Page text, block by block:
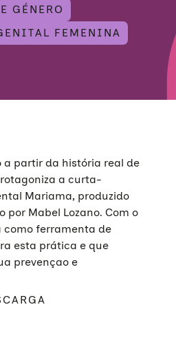
GÉNERO
FEMENINA
a partir da história real de
a curta-
Mariama, produzido
por Mabel Lozano. Com o
como ferramenta de
esta prática e que
prevençao e